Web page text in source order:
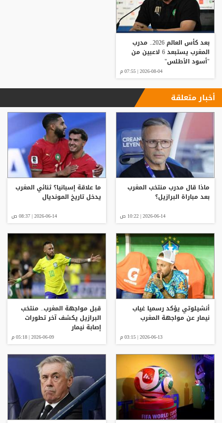
بعد كأس العالم 2026.. مدرب
المغرب يستبعد 6 لاعبين من
"أسود الأطلس"
2026-08-04 | 07:55 م
أخبار متعلقة
ماذا قال مدرب منتخب المغرب
بعد مباراة البرازيل؟
2026-06-14 | 10:22 ص
ما علاقة إسبانيا؟ ثنائي المغرب
يدخل تاريخ المونديال
2026-06-14 | 08:37 ص
أنشيلوتي يؤكد رسميا غياب
نيمار عن مواجهة المغرب
2026-06-13 | 03:15 م
قبل مواجهة المغرب.. منتخب
البرازيل يكشف آخر تطورات
إصابة نيمار
2026-06-09 | 05:18 م